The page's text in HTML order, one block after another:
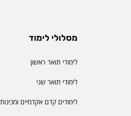
מסלולי לימוד
לימודי תואר ראשון
לימודי תואר שני
לימודים קדם אקדמיים ומכינות